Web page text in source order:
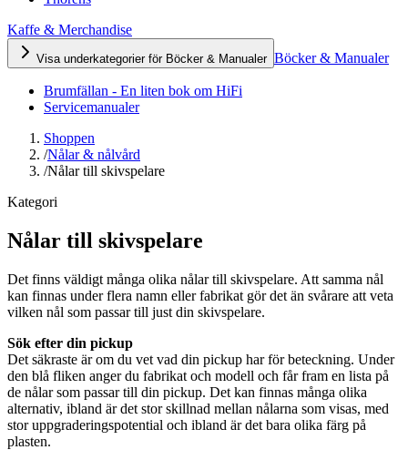
Kaffe & Merchandise
Visa underkategorier för Böcker & Manualer Böcker & Manualer
Brumfällan - En liten bok om HiFi
Servicemanualer
Shoppen
/Nålar & nålvård
/Nålar till skivspelare
Kategori
Nålar till skivspelare
Det finns väldigt många olika nålar till skivspelare. Att samma nål
kan finnas under flera namn eller fabrikat gör det än svårare att veta
vilken nål som passar till just din skivspelare.
Sök efter din pickup
Det säkraste är om du vet vad din pickup har för beteckning. Under
den blå fliken anger du fabrikat och modell och får fram en lista på
de nålar som passar till din pickup. Det kan finnas många olika
alternativ, ibland är det stor skillnad mellan nålarna som visas, med
stor uppgraderingspotential och ibland är det bara olika färg på
plasten.